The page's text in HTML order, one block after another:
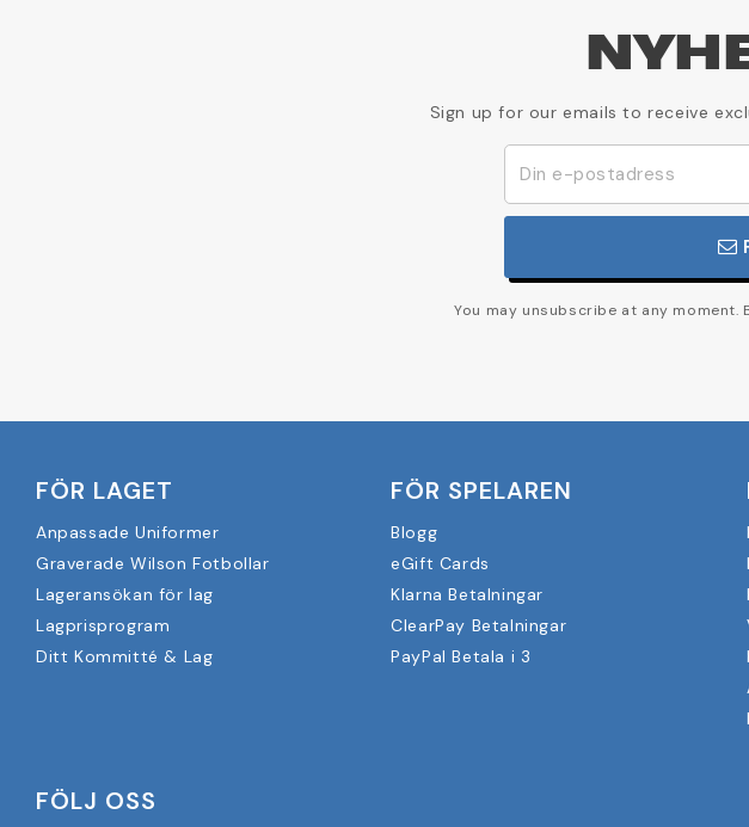
Sign up for our emails to receive
You may unsubscribe at any
FÖR LAGET
Anpassade Uniformer
Graverade Wilson Fotbollar
Lageransökan för lag
Lagprisprogram
Ditt Kommitté & Lag
FÖR SPELAREN
Blogg
eGift Cards
Klarna Betalningar
ClearPay Betalningar
PayPal Betala i 3
FÖLJ OSS